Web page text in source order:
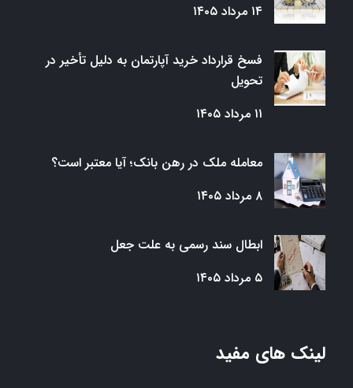
۱۴ مرداد ۱۴۰۵
فسخ قرارداد خرید آپارتمان به دلیل تأخیر در
تحویل
۱۱ مرداد ۱۴۰۵
معامله ملک در رهن بانک؛ آیا معتبر است؟
۸ مرداد ۱۴۰۵
ابطال سند رسمی به علت جعل
۵ مرداد ۱۴۰۵
لینک های مفید